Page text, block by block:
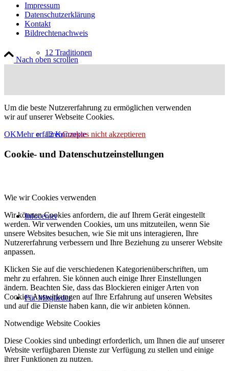
12 Traditionen
12 Konzepte
Infocenter
Für Mitglieder
Impressum
Datenschutzerklärung
Kontakt
Bildrechtenachweis
Nach oben scrollen
Um die beste Nutzererfahrung zu ermöglichen verwenden
wir auf unserer Webseite Cookies.
OKMehr erfahrenCookies nicht akzeptieren
Cookie- und Datenschutzeinstellungen
Wie wir Cookies verwenden
Wir können Cookies anfordern, die auf Ihrem Gerät eingestellt
werden. Wir verwenden Cookies, um uns mitzuteilen, wenn Sie
unsere Websites besuchen, wie Sie mit uns interagieren, Ihre
Nutzererfahrung verbessern und Ihre Beziehung zu unserer Website
anpassen.
Klicken Sie auf die verschiedenen Kategorienüberschriften, um
mehr zu erfahren. Sie können auch einige Ihrer Einstellungen
ändern. Beachten Sie, dass das Blockieren einiger Arten von
Cookies Auswirkungen auf Ihre Erfahrung auf unseren Websites
und auf die Dienste haben kann, die wir anbieten können.
Notwendige Website Cookies
Diese Cookies sind unbedingt erforderlich, um Ihnen die auf unserer
Website verfügbaren Dienste zur Verfügung zu stellen und einige
ihrer Funktionen zu nutzen.